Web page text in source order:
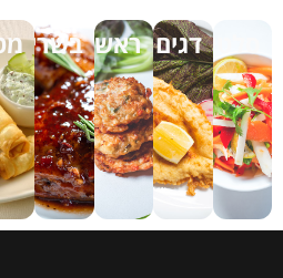
סלטיםדגים ראשונותבשריים